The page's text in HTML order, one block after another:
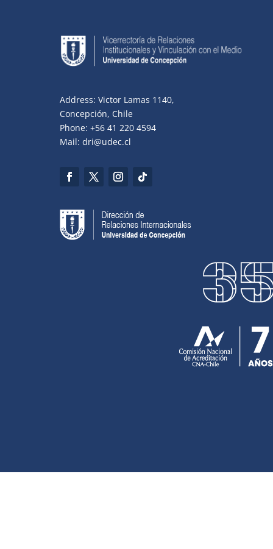
Address: Victor Lamas 1140,
Concepción, Chile
Phone: +56 41 220 4594
Mail: dri@udec.cl